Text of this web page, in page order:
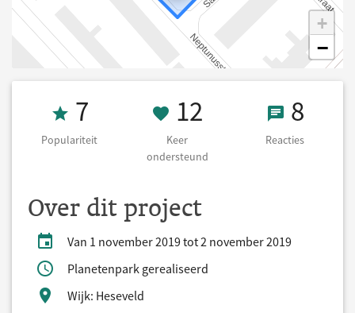
+
−
Populariteit 7
7
Populariteit
12 Keer
12
Keer
ondersteund
8 8
Reacties
Over dit project
Van 1 november 2019 tot 2 november 2019
Planetenpark gerealiseerd
Wijk: Heseveld